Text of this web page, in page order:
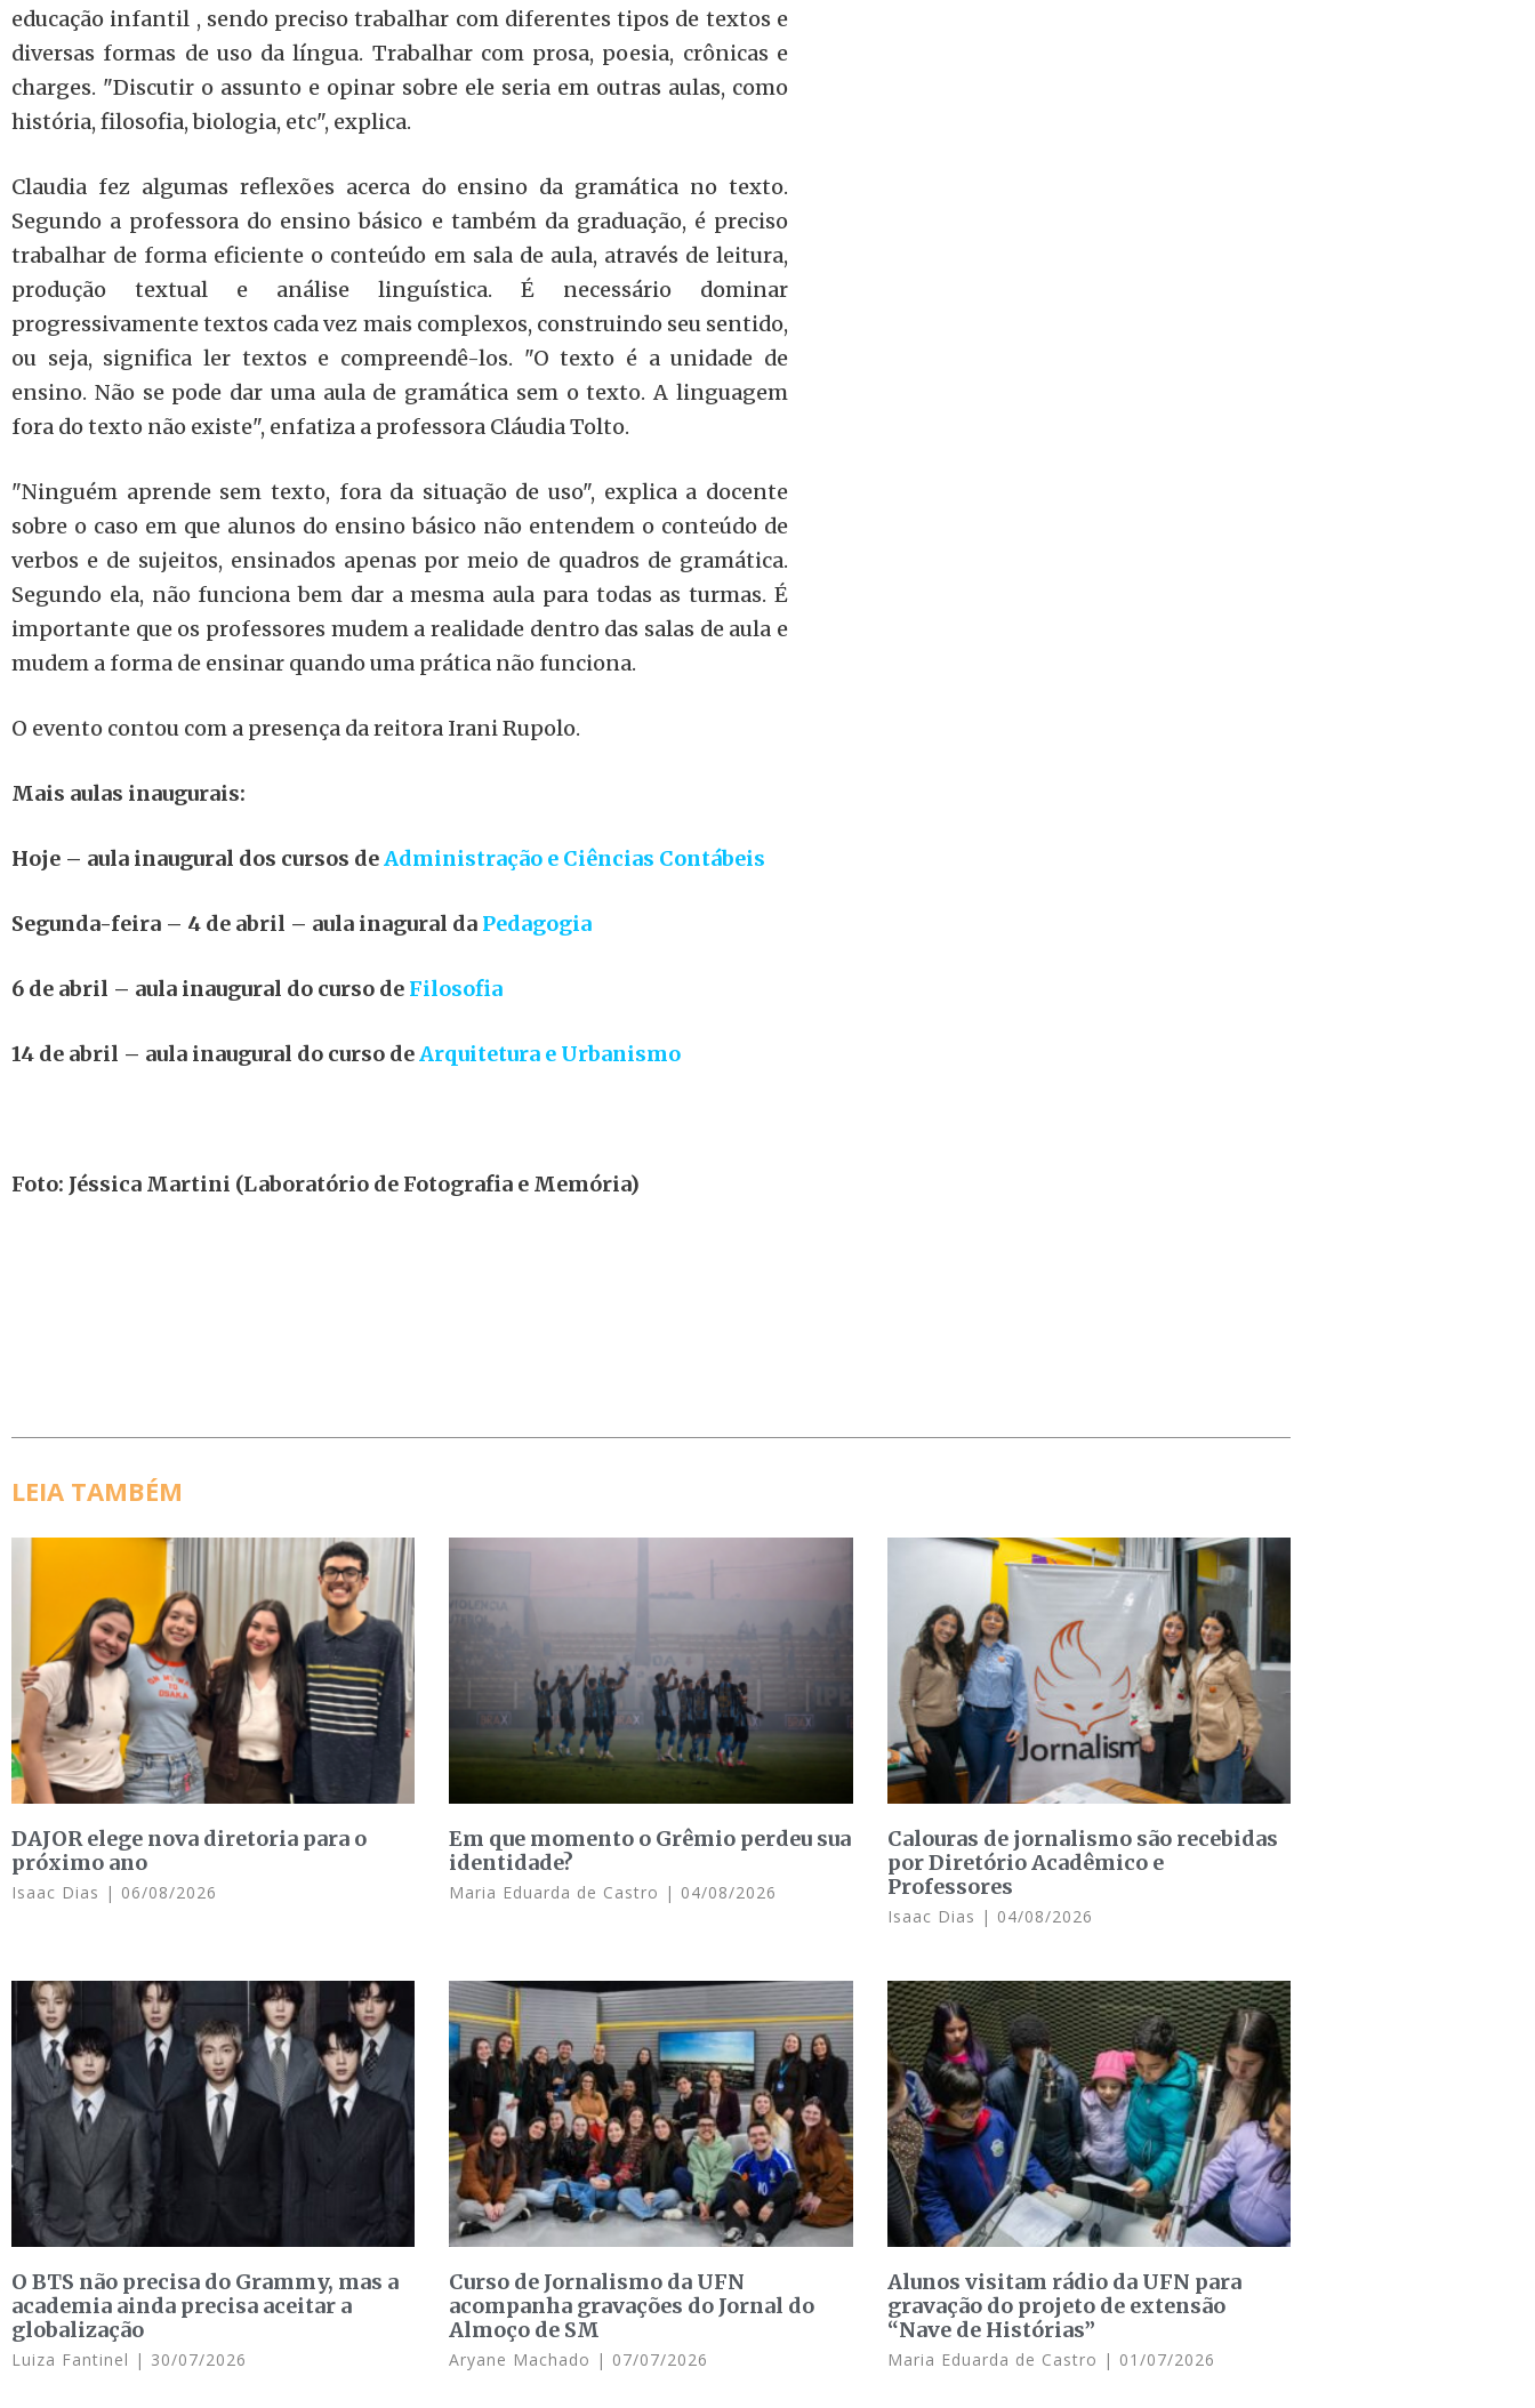
educação infantil , sendo preciso trabalhar com diferentes tipos de textos e
diversas formas de uso da língua. Trabalhar com prosa, poesia, crônicas e
charges. "Discutir o assunto e opinar sobre ele seria em outras aulas, como
história, filosofia, biologia, etc", explica.
Claudia fez algumas reflexões acerca do ensino da gramática no texto.
Segundo a professora do ensino básico e também da graduação, é preciso
trabalhar de forma eficiente o conteúdo em sala de aula, através de leitura,
produção textual e análise linguística. É necessário dominar
progressivamente textos cada vez mais complexos, construindo seu sentido,
ou seja, significa ler textos e compreendê-los. "O texto é a unidade de
ensino. Não se pode dar uma aula de gramática sem o texto. A linguagem
fora do texto não existe", enfatiza a professora Cláudia Tolto.
"Ninguém aprende sem texto, fora da situação de uso", explica a docente
sobre o caso em que alunos do ensino básico não entendem o conteúdo de
verbos e de sujeitos, ensinados apenas por meio de quadros de gramática.
Segundo ela, não funciona bem dar a mesma aula para todas as turmas. É
importante que os professores mudem a realidade dentro das salas de aula e
mudem a forma de ensinar quando uma prática não funciona.
O evento contou com a presença da reitora Irani Rupolo.
Mais aulas inaugurais:
Hoje – aula inaugural dos cursos deAdministração e Ciências Contábeis
Segunda-feira – 4 de abril – aula inagural da Pedagogia
6 de abril – aula inaugural do curso de Filosofia
14 de abril – aula inaugural do curso deArquitetura e Urbanismo
Foto: Jéssica Martini (Laboratório de Fotografia e Memória)
LEIA TAMBÉM
DAJOR elege nova diretoria para o
próximo ano
Isaac Dias 06/08/2026
Em que momento o Grêmio perdeu sua
identidade?
Maria Eduarda de Castro 04/08/2026
Calouras de jornalismo são recebidas
por Diretório Acadêmico e
Professores
Isaac Dias 04/08/2026
O BTS não precisa do Grammy, mas a
academia ainda precisa aceitar a
globalização
Luiza Fantinel 30/07/2026
Curso de Jornalismo da UFN
acompanha gravações do Jornal do
Almoço de SM
Aryane Machado 07/07/2026
Alunos visitam rádio da UFN para
gravação do projeto de extensão
“Nave de Histórias”
Maria Eduarda de Castro 01/07/2026